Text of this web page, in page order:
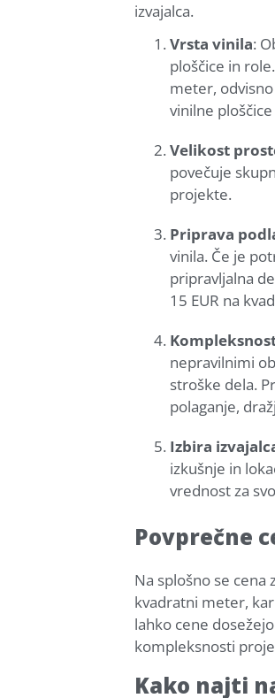
izvajalca.
Vrsta vinila:
ploščice in
meter,
vinilne
Velikost
povečuje
projekte.
Priprava
vinila. Če je
pripravljalna
15 EUR na
nepravilnimi
stroške dela.
polaganje,
Izbira
izkušnje in
vrednost za
Povprečne
Na splošno se cena
kvadratni meter,
lahko cene
kompleksnosti
Kako najti